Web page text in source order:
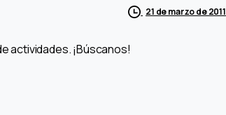
21 de marzo de 2011
actividades. ¡Búscanos!